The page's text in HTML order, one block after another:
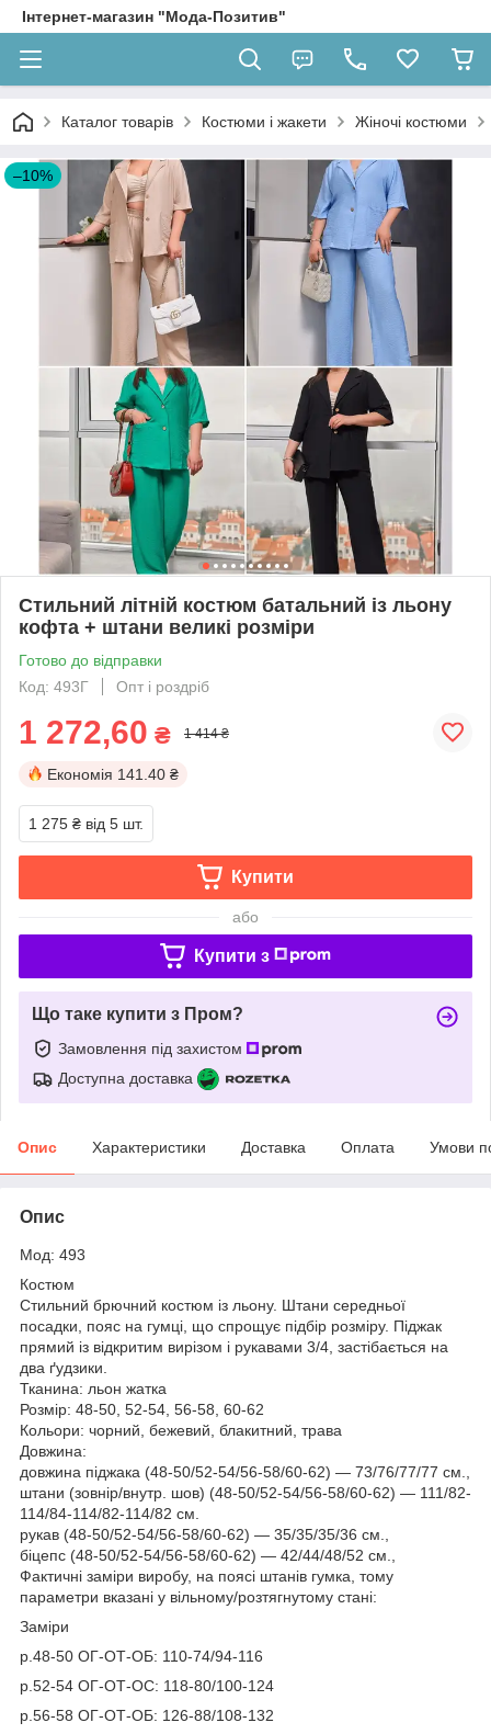
Інтернет-магазин "Мода-Позитив"
Каталог товарів Костюми і жакети Жіночі костюми
–10%
Стильний літній костюм батальний із льону
кофта + штани великі розміри
Готово до відправки
Код: 493Г
Опт і роздріб
1 272,60 ₴ 1 414 ₴
Економія 141.40 ₴
1 275 ₴ від 5 шт.
Купити
або
Купити з
Що таке купити з Пром?
Замовлення під захистом
Доступна доставка
Опис Характеристики Доставка Оплата Умови
Опис
Мод: 493
Костюм
Стильний брючний костюм із льону. Штани середньої
посадки, пояс на гумці, що спрощує підбір розміру. Піджак
прямий із відкритим вирізом і рукавами 3/4, застібається на
два ґудзики.
Тканина: льон жатка
Розмір: 48-50, 52-54, 56-58, 60-62
Кольори: чорний, бежевий, блакитний, трава
Довжина:
довжина піджака (48-50/52-54/56-58/60-62) — 73/76/77/77 см.,
штани (зовнір/внутр. шов) (48-50/52-54/56-58/60-62) — 111/82-
114/84-114/82-114/82 см.
рукав (48-50/52-54/56-58/60-62) — 35/35/35/36 см.,
біцепс (48-50/52-54/56-58/60-62) — 42/44/48/52 см.,
Фактичні заміри виробу, на поясі штанів гумка, тому
параметри вказані у вільному/розтягнутому стані:
Заміри
р.48-50 ОГ-ОТ-ОБ: 110-74/94-116
р.52-54 ОГ-ОТ-ОС: 118-80/100-124
р.56-58 ОГ-ОТ-ОБ: 126-88/108-132